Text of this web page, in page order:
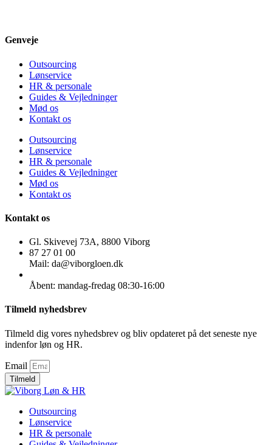
Genveje
Outsourcing
Lønservice
HR & personale
Guides & Vejledninger
Mød os
Kontakt os
Outsourcing
Lønservice
HR & personale
Guides & Vejledninger
Mød os
Kontakt os
Kontakt os
Gl. Skivevej 73A, 8800 Viborg
87 27 01 00
Mail: da@viborgloen.dk
Åbent: mandag-fredag 08:30-16:00
Tilmeld nyhedsbrev
Tilmeld dig vores nyhedsbrev og bliv opdateret på det seneste nye
indenfor løn og HR.
Email
Tilmeld
Outsourcing
Lønservice
HR & personale